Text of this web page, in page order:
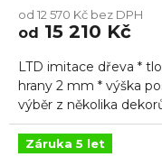
produktu
je
z
5
hvězdiček.
od 12 570 Kč bez DPH
od 15 210 Kč
LTD imitace dřeva *
hrany 2 mm * výška
výběr z několika
Záruka 5 let